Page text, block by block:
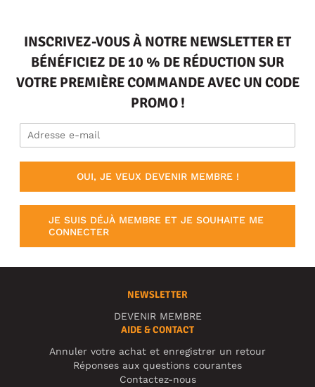
INSCRIVEZ-VOUS À NOTRE NEWSLETTER ET
BÉNÉFICIEZ DE 10 % DE RÉDUCTION SUR
VOTRE PREMIÈRE COMMANDE AVEC UN CODE
PROMO !
OUI, JE VEUX DEVENIR MEMBRE !
JE SUIS DÉJÀ MEMBRE ET JE SOUHAITE ME
CONNECTER
NEWSLETTER
DEVENIR MEMBRE
AIDE & CONTACT
Annuler votre achat et enregistrer un retour
Réponses aux questions courantes
Contactez-nous